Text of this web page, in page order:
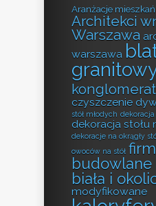
Aranżacje
Architekci
Warszawa
warszawa
czyszczenie
stół młodych
dekoracja stołu
dekoracje na okrągły
owoców na stół
budowlane
biała i
modyfikowane